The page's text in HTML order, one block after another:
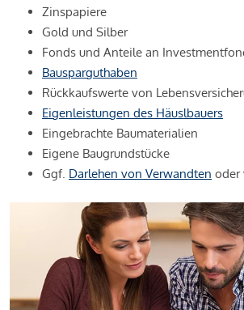
Zinspapiere
Gold und Silber
Fonds und Anteile an
Bausparguthaben
Rückkaufswerte von
Eigenleistungen des Häuslbauers
Eingebrachte Baumaterialien
Eigene Baugrundstücke
Ggf. Darlehen von Verwandten oder